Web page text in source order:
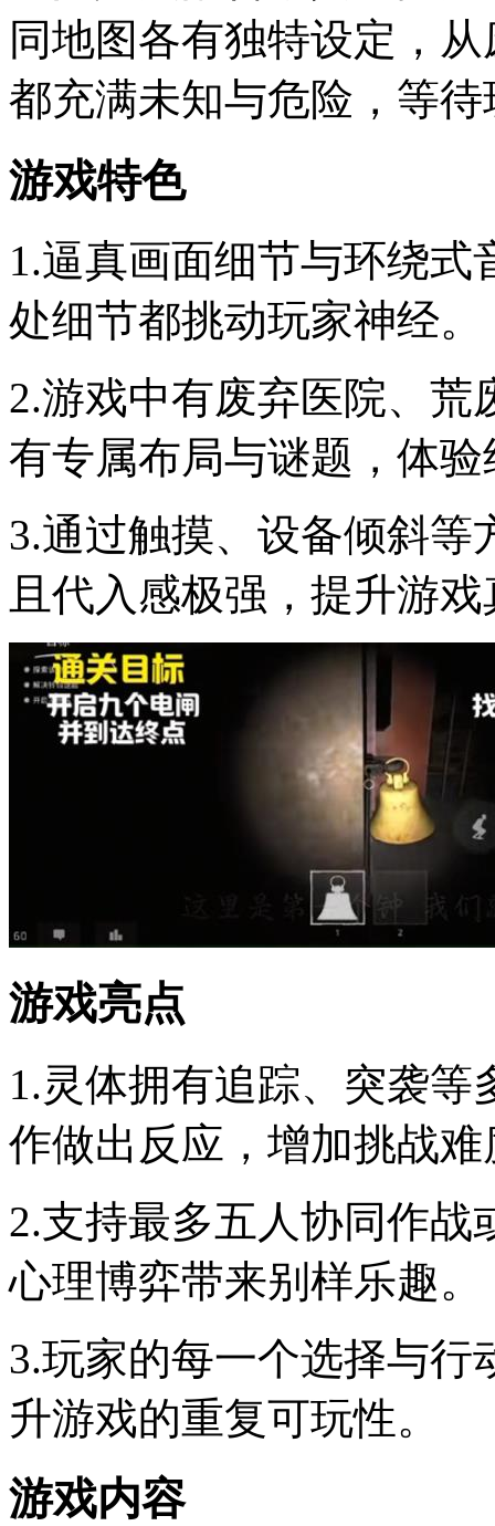
同地图各有独特设定，
都充满未知与危险，等
游戏特色
1.逼真画面细节与环绕
处细节都挑动玩家神经。
2.游戏中有废弃医院、
有专属布局与谜题，体
3.通过触摸、设备倾斜
且代入感极强，提升游
游戏亮点
1.灵体拥有追踪、突袭
作做出反应，增加挑战难
2.支持最多五人协同作
心理博弈带来别样乐趣。
3.玩家的每一个选择与
升游戏的重复可玩性。
游戏内容